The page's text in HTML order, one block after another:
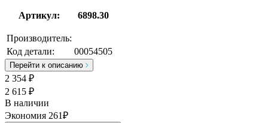
Артикул: 6898.30
Производитель:
Код детали:
00054505
Перейти к описанию
2 354 ₽
2 615 ₽
В наличии
Экономия 261₽